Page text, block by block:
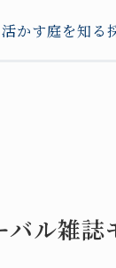
かす庭を知る
バル雑誌